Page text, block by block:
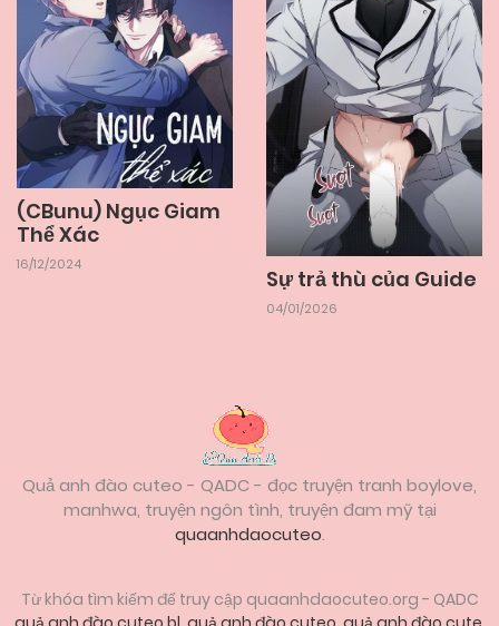
(CBunu) Ngục Giam
Thể Xác
16/12/2024
Sự trả thù của Guide
04/01/2026
Quả anh đào cuteo - QADC - đọc truyện tranh boylove,
manhwa, truyện ngôn tình, truyện đam mỹ tại
quaanhdaocuteo.
Từ khóa tìm kiếm để truy cập quaanhdaocuteo.org - QADC